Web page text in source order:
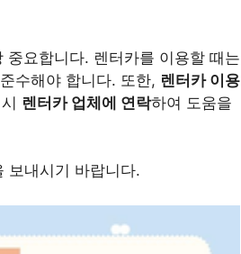
중요합니다. 렌터카를 이용할 때는
수해야 합니다. 또한, 렌터카 이용
렌터카 업체에 연락하여 도움을
보내시기 바랍니다.